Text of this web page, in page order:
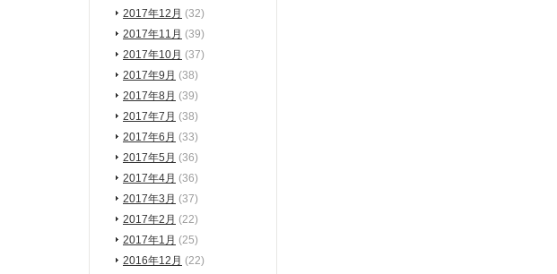
2017年12月 (32)
2017年11月 (39)
2017年10月 (37)
2017年9月 (38)
2017年8月 (39)
2017年7月 (38)
2017年6月 (33)
2017年5月 (36)
2017年4月 (36)
2017年3月 (37)
2017年2月 (22)
2017年1月 (25)
2016年12月 (22)